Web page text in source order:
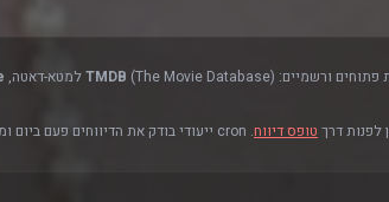
TMDB (The Movie Database) למטא-דאטה,
לפנות דרך טופס דיווח. cron ייעודי בודק את הדיווחים פעם ביום ומסיר תוכן מפר אחרי אימות.